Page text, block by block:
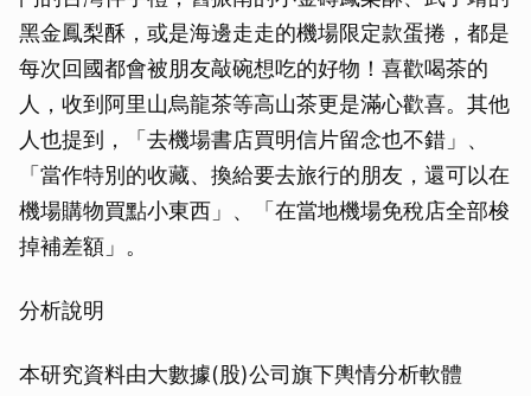
黑金鳳梨酥，或是海邊走走的機場限定款蛋捲，都是
每次回國都會被朋友敲碗想吃的好物！喜歡喝茶的
人，收到阿里山烏龍茶等高山茶更是滿心歡喜。其他
人也提到，「去機場書店買明信片留念也不錯」、
「當作特別的收藏、換給要去旅行的朋友，還可以在
機場購物買點小東西」、「在當地機場免稅店全部梭
掉補差額」。
分析說明
本研究資料由大數據(股)公司旗下輿情分析軟體